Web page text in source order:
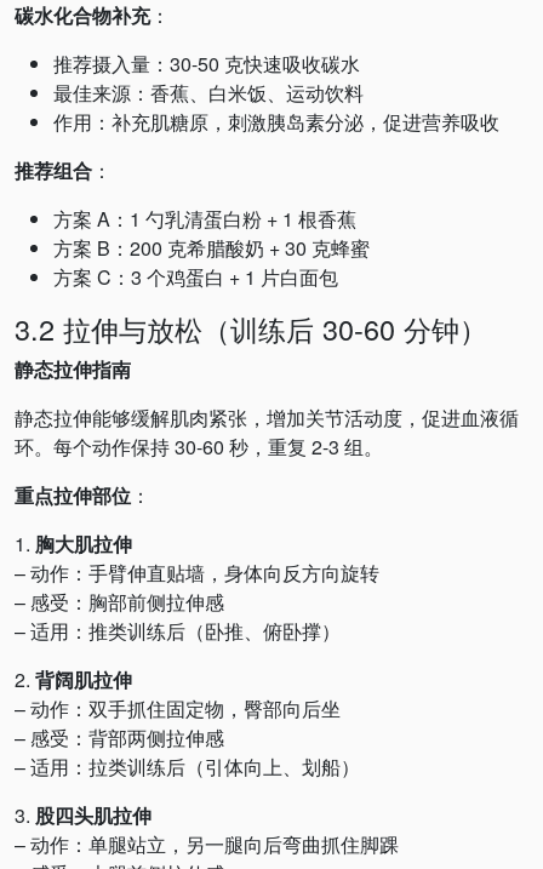
碳水化合物补充：
推荐摄入量：30-50 克快速吸收碳水
最佳来源：香蕉、白米饭、运动饮料
作用：补充肌糖原，刺激胰岛素分泌，促进营养吸收
推荐组合 ：
方案 A：1 勺乳清蛋白粉 + 1 根香蕉
方案 B：200 克希腊酸奶 + 30 克蜂蜜
方案 C：3 个鸡蛋白 + 1 片白面包
3.2 拉伸与放松（训练后 30-60 分钟）
静态拉伸指南
静态拉伸能够缓解肌肉紧张，增加关节活动度，促进血液循
环。每个动作保持 30-60 秒，重复 2-3 组。
重点拉伸部位 ：
1. 胸大肌拉伸
– 动作：手臂伸直贴墙，身体向反方向旋转
– 感受：胸部前侧拉伸感
– 适用：推类训练后（卧推、俯卧撑）
2. 背阔肌拉伸
– 动作：双手抓住固定物，臀部向后坐
– 感受：背部两侧拉伸感
– 适用：拉类训练后（引体向上、划船）
3. 股四头肌拉伸
– 动作：单腿站立，另一腿向后弯曲抓住脚踝